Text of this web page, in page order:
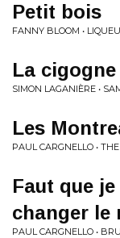
Petit bois
FANNY BLOOM •
La
SIMON LAGANIÈRE •
Les
PAUL CARGNELLO •
Faut que
changer le
PAUL CARGNELLO •